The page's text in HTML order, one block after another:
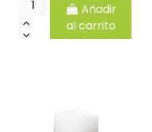
Añadir
al carrito